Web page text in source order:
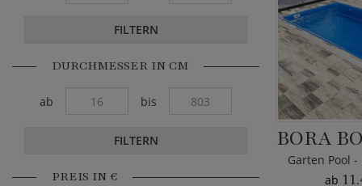
BORA
ab
FILTERN
DURCHMESSER IN CM
ab bis
FILTERN
PREIS IN €